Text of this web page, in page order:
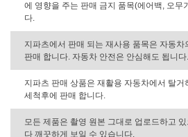
에 영향을 주는 판매 금지 품목(에어백, 오무
다.
지파츠에서 판매 되는 재사용 품목은 자동
판매 합니다. 자동차 안전은 안심해도 됩니다.
지파츠 판매 상품은 재활용 자동차에서 탈
세척후에 판매 합니다.
모든 제품은 촬영 원본 그대로 업로드하고
다 깨끗하게 보일 수 있습니다.